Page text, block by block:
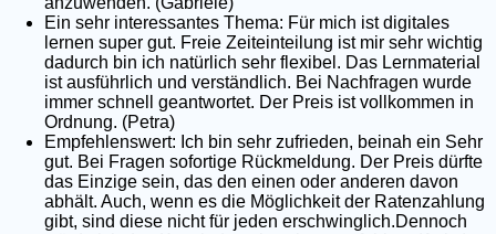
Ein sehr interessantes Thema: Für mich ist digitales
lernen super gut. Freie Zeiteinteilung ist mir sehr wichtig
dadurch bin ich natürlich sehr flexibel. Das Lernmaterial
ist ausführlich und verständlich. Bei Nachfragen wurde
immer schnell geantwortet. Der Preis ist vollkommen in
Ordnung. (Petra)
Empfehlenswert: Ich bin sehr zufrieden, beinah ein Sehr
gut. Bei Fragen sofortige Rückmeldung. Der Preis dürfte
das Einzige sein, das den einen oder anderen davon
abhält. Auch, wenn es die Möglichkeit der Ratenzahlung
gibt, sind diese nicht für jeden erschwinglich.Dennoch